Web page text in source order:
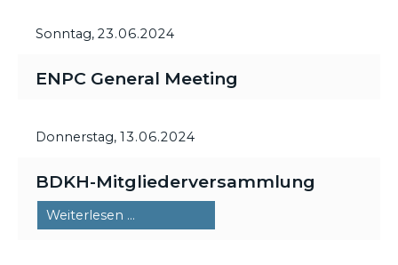
Sonntag, 23.06.2024
ENPC General Meeting
Donnerstag, 13.06.2024
BDKH-Mitgliederversammlung
Weiterlesen …